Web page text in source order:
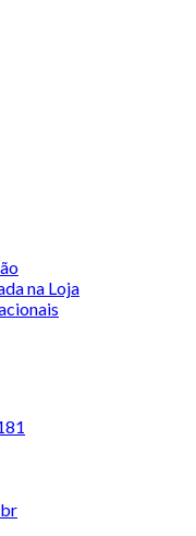
na Loja